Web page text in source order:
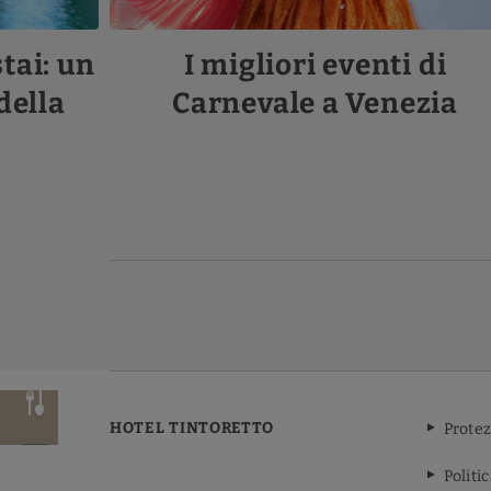
un
I migliori eventi di
Carnevale a Venezia
HOTEL TINTORETTO